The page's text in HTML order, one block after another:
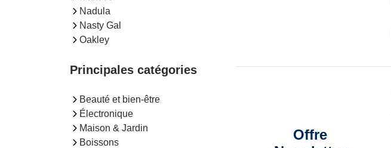
Nadula
Nasty Gal
Oakley
Principales catégories
Beauté et bien-être
Électronique
Maison & Jardin
Boissons
Offre